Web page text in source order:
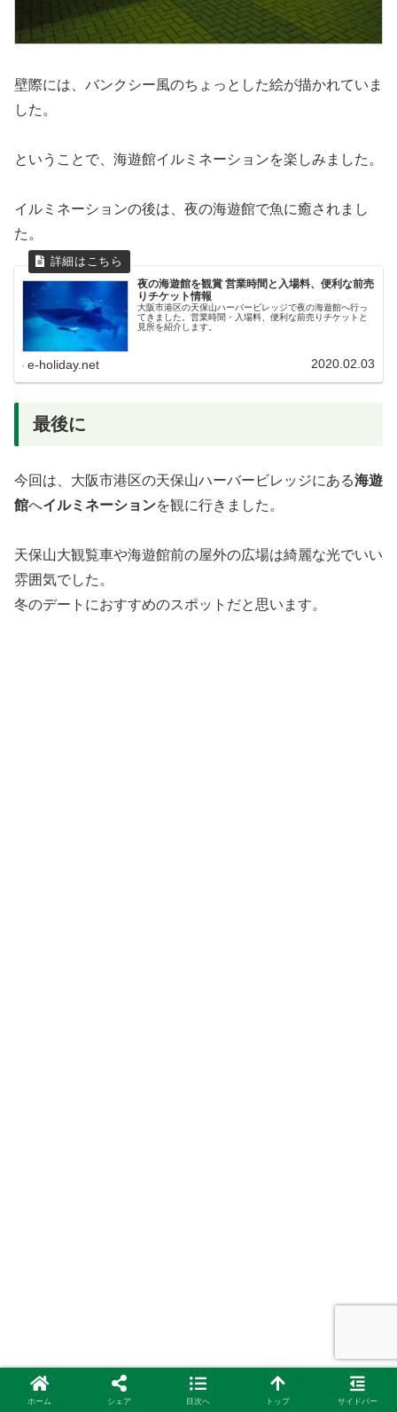
壁際には、バンクシー風のちょっとした絵が描かれていま
した。
ということで、海遊館イルミネーションを楽しみました。
イルミネーションの後は、夜の海遊館で魚に癒されまし
た。
夜の海遊館を観賞 営業時間と入場料、便利な前売
りチケット情報
大阪市港区の天保山ハーバービレッジで夜の海遊館へ行っ
てきました。営業時間・入場料、便利な前売りチケットと
見所を紹介します。
e-holiday.net 2020.02.03
最後に
今回は、大阪市港区の天保山ハーバービレッジにある海遊
館へイルミネーションを観に行きました。
天保山大観覧車や海遊館前の屋外の広場は綺麗な光でいい
雰囲気でした。
冬のデートにおすすめのスポットだと思います。
ホーム シェア 目次へ トップ サイドバー